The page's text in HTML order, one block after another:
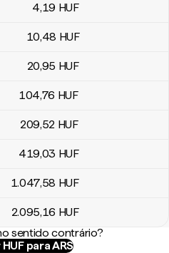
4,19 HUF
10,48 HUF
20,95 HUF
104,76 HUF
209,52 HUF
419,03 HUF
1.047,58 HUF
2.095,16 HUF
sentido contrário?
para ARS